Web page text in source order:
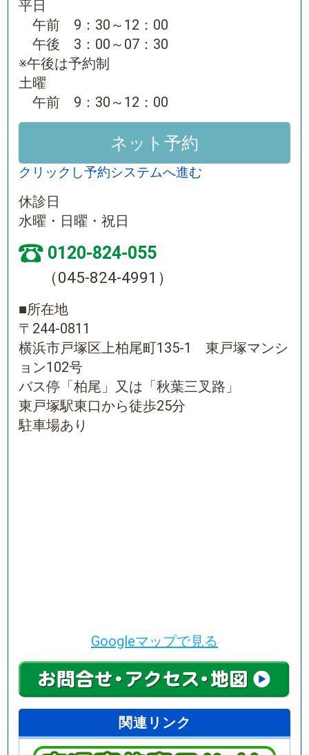
平日
午前 9：30～12：00
午後 3：00～07：30
※午後は予約制
土曜
午前 9：30～12：00
ネット予約
クリックし予約システムへ進む
休診日
水曜・日曜・祝日
0120-824-055
（045-824-4991）
■所在地
〒244-0811
横浜市戸塚区上柏尾町135-1 東戸塚マンシ
ョン102号
バス停「柏尾」又は「秋葉三叉路」
東戸塚駅東口から徒歩25分
駐車場あり
Googleマップで見る
関連リンク